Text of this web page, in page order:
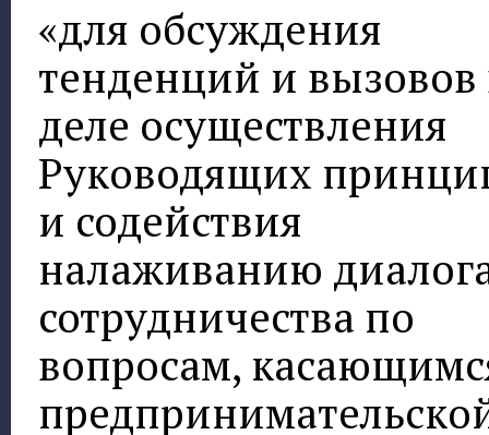
«для обсуждения
тенденций и вызовов
деле осуществления
Руководящих
и содействия
налаживанию
сотрудничества по
вопросам,